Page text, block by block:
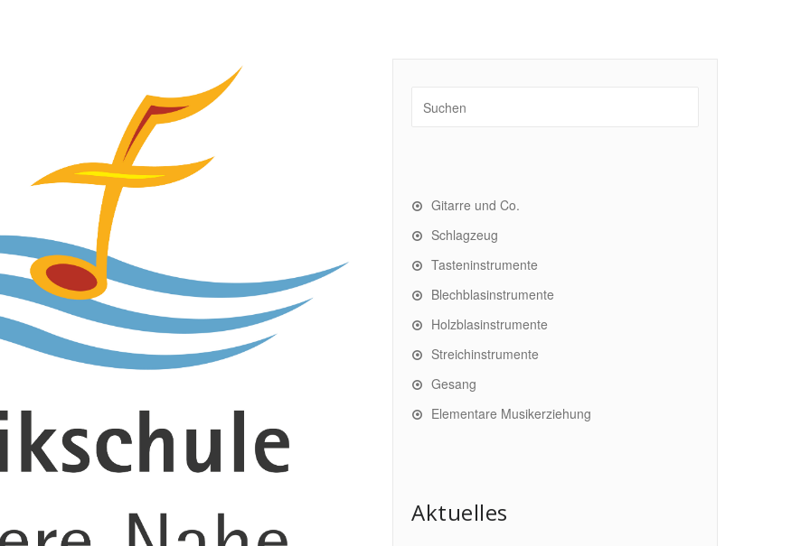
Gitarre und Co.
Schlagzeug
Tasteninstrumente
Blechblasinstrumente
Holzblasinstrumente
Streichinstrumente
Gesang
Elementare Musikerziehung
Aktuelles